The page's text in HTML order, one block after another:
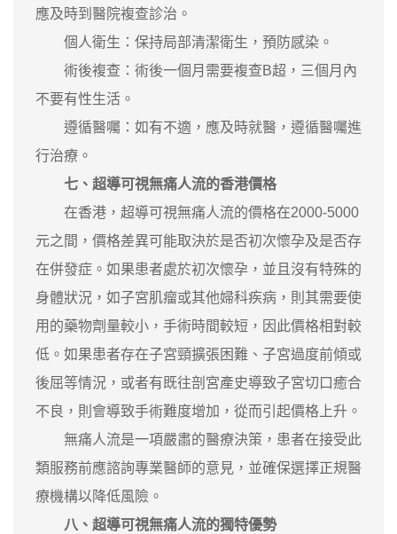
應及時到醫院複查診治。
個人衛生：保持局部清潔衛生，預防感染。
術後複查：術後一個月需要複查B超，三個月內
不要有性生活。
遵循醫囑：如有不適，應及時就醫，遵循醫囑進
行治療。
七、超導可視無痛人流的香港價格
在香港，超導可視無痛人流的價格在2000-5000
元之間，價格差異可能取決於是否初次懷孕及是否存
在併發症。如果患者處於初次懷孕，並且沒有特殊的
身體狀況，如子宮肌瘤或其他婦科疾病，則其需要使
用的藥物劑量較小，手術時間較短，因此價格相對較
低。如果患者存在子宮頸擴張困難、子宮過度前傾或
後屈等情況，或者有既往剖宮產史導致子宮切口癒合
不良，則會導致手術難度增加，從而引起價格上升。
無痛人流是一項嚴肅的醫療決策，患者在接受此
類服務前應諮詢專業醫師的意見，並確保選擇正規醫
療機構以降低風險。
八、超導可視無痛人流的獨特優勢